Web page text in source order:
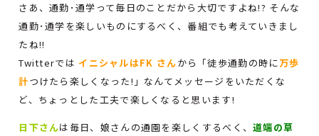
さあ、通勤･通学って毎日のことだから大切ですよね!? そんな
通勤･通学を楽しいものにするべく、番組でも考えていきまし
たね!!
Twitterでは イニシャルはFK さんから「徒歩通勤の時に万歩
計つけたら楽しくなった!」なんてメッセージをいただくな
ど、ちょっとした工夫で楽しくなると思います!
日下さんは毎日、娘さんの通園を楽しくするべく、道端の草